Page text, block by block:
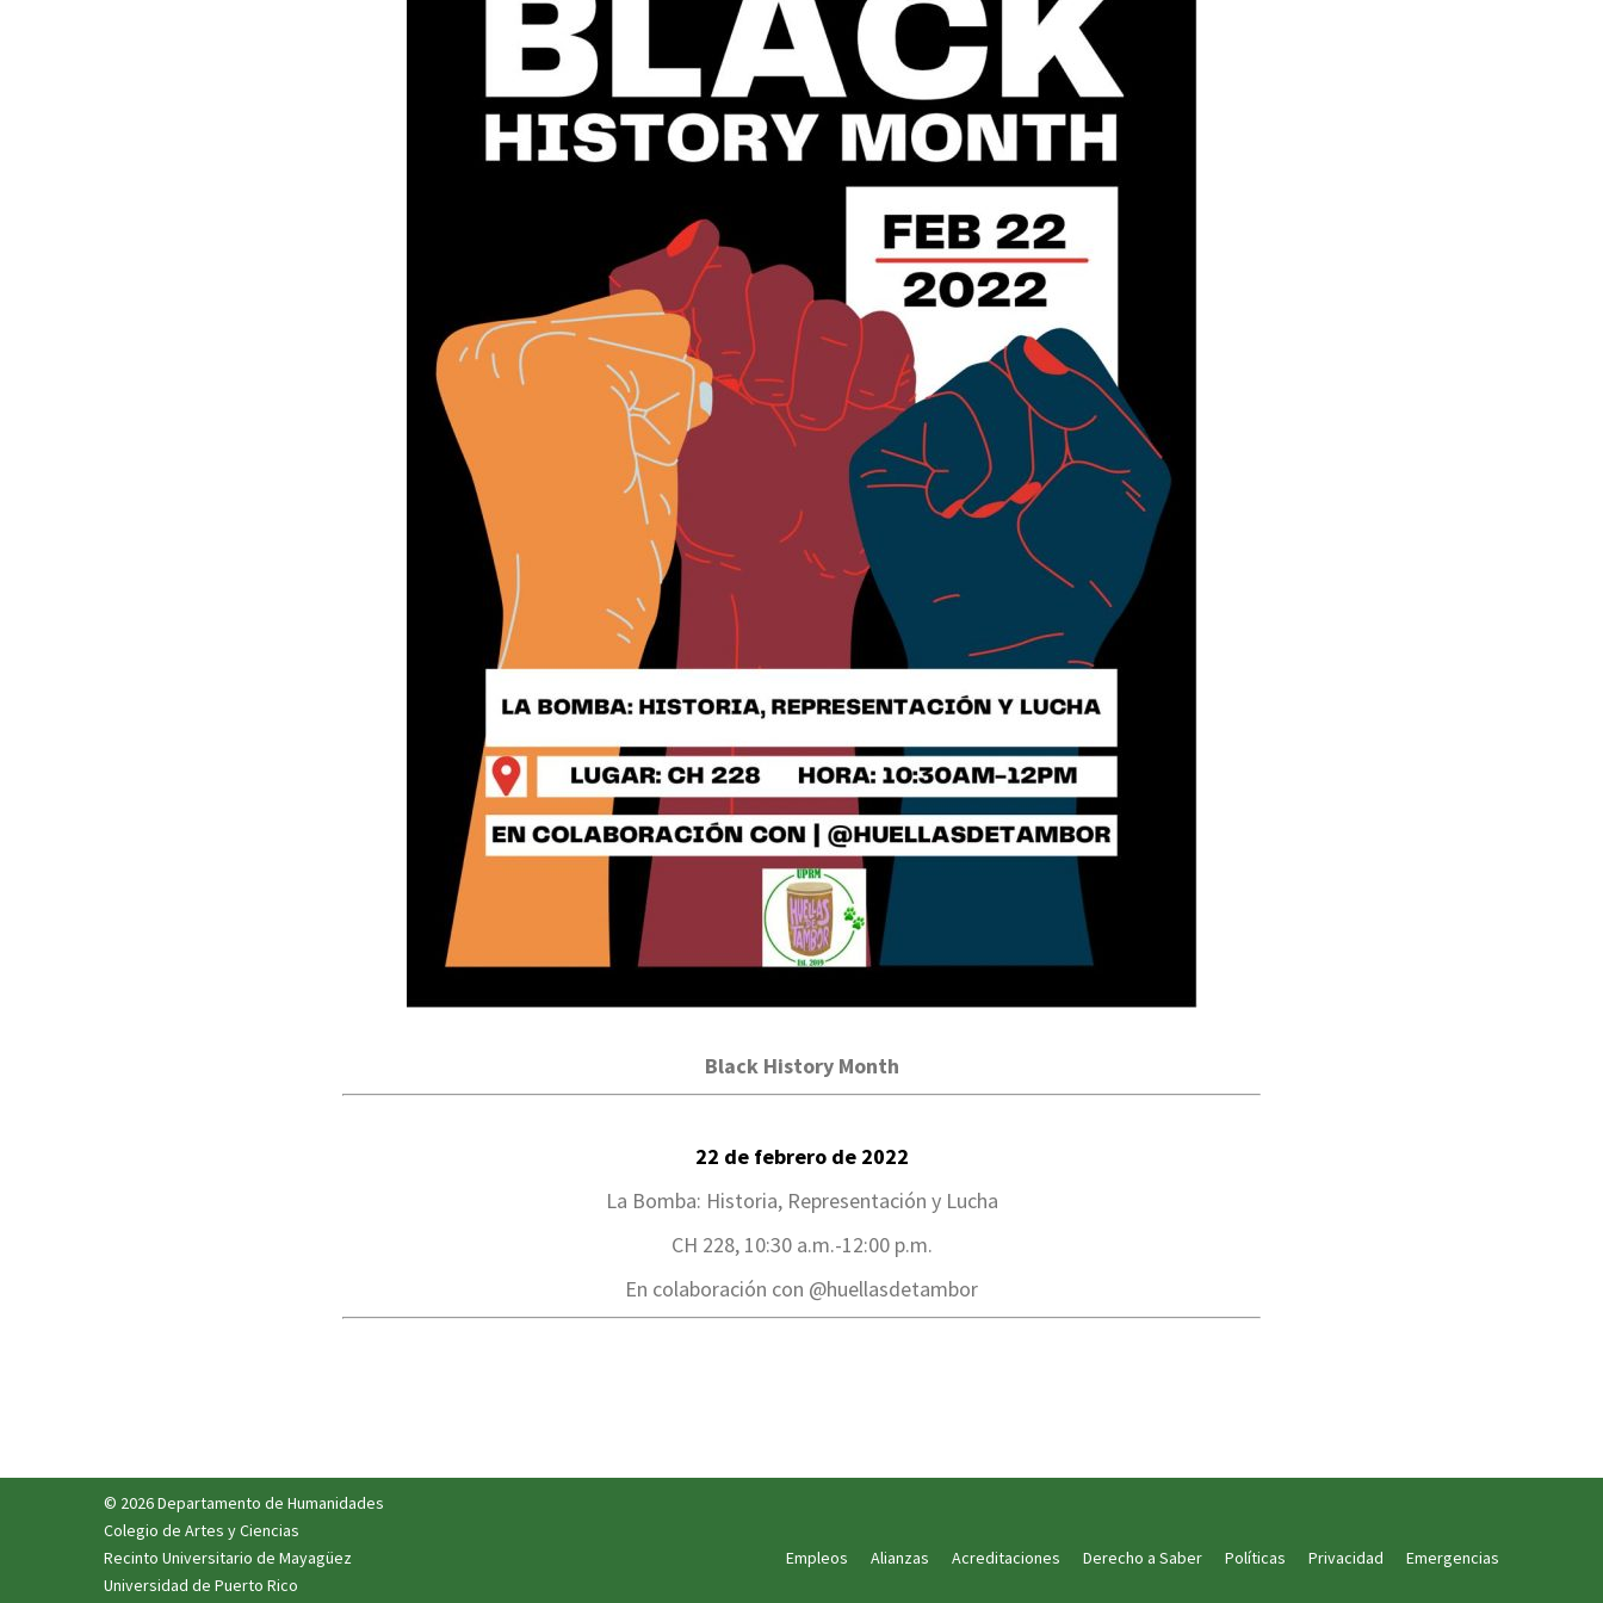
Black History Month
22 de febrero de 2022
La Bomba: Historia, Representación y Lucha
CH 228, 10:30 a.m.-12:00 p.m.
En colaboración con @huellasdetambor
© 2026 Departamento de Humanidades
Colegio de Artes y Ciencias
Recinto Universitario de Mayagüez
Universidad de Puerto Rico
Empleos Alianzas Acreditaciones Derecho a Saber Políticas Privacidad Emergencias